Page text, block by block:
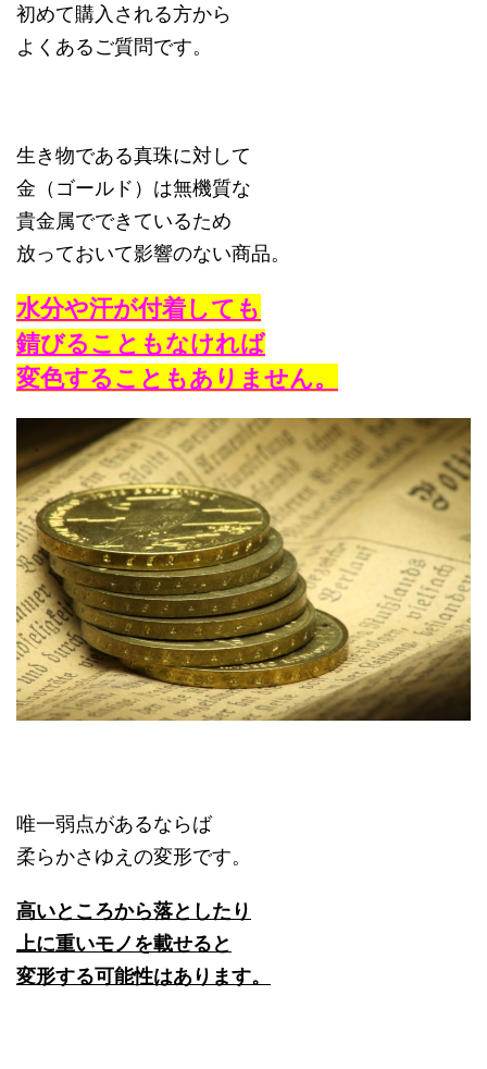
初めて購入される方から
よくあるご質問です。
生き物である真珠に対して
金（ゴールド）は無機質な
貴金属でできているため
放っておいて影響のない商品。
水分や汗が付着しても
錆びることもなければ
変色することもありません。
唯一弱点があるならば
柔らかさゆえの変形です。
高いところから落としたり
上に重いモノを載せると
変形する可能性はあります。